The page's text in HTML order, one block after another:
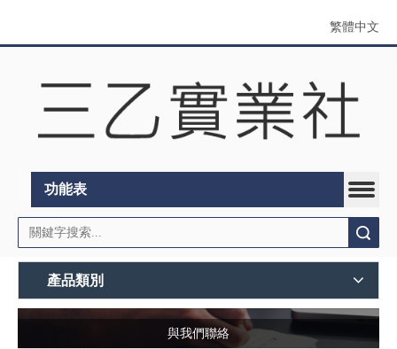
繁體中文
功能表
產品類別
與我們聯絡